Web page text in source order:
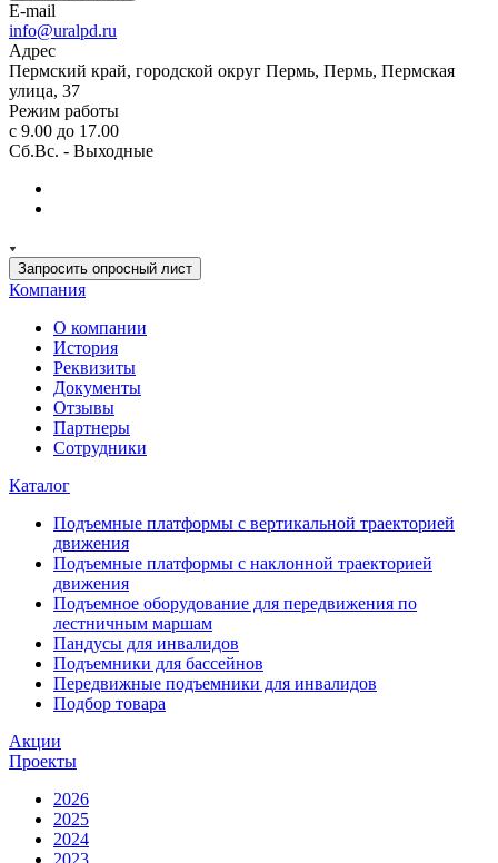
E-mail
info@uralpd.ru
Адрес
Пермский край, городской округ Пермь, Пермь, Пермская
улица, 37
Режим работы
с 9.00 до 17.00
Сб.Вс. - Выходные
Запросить опросный лист
Компания
О компании
История
Реквизиты
Документы
Отзывы
Партнеры
Сотрудники
Каталог
Подъемные платформы с вертикальной траекторией
движения
Подъемные платформы с наклонной траекторией
движения
Подъемное оборудование для передвижения по
лестничным маршам
Пандусы для инвалидов
Подъемники для бассейнов
Передвижные подъемники для инвалидов
Подбор товара
Акции
Проекты
2026
2025
2024
2023